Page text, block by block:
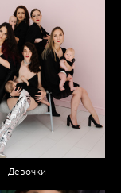
Девочки